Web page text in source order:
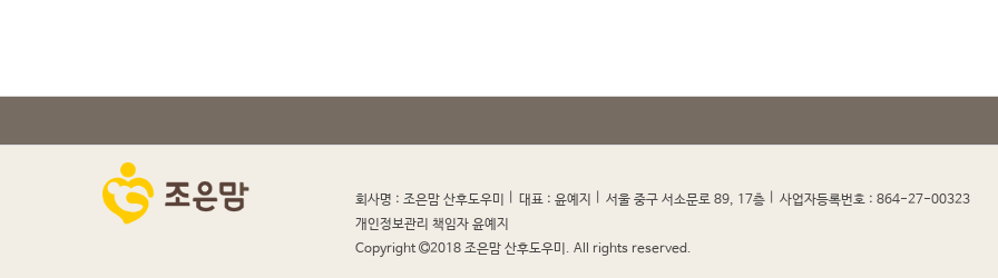
회사명 : 조은맘 산후도우미 대표 : 윤예지 서울 중구 서소문로 89, 17층 사업자등록번호 : 864-27-00323
개인정보관리 책임자 윤예지
Copyright
2018 조은맘 산후도우미. All rights reserved.